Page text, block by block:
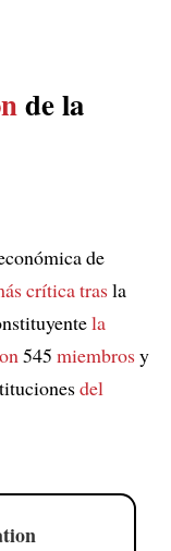
de la
de
críticatrasla
la
545 miembrosy
del